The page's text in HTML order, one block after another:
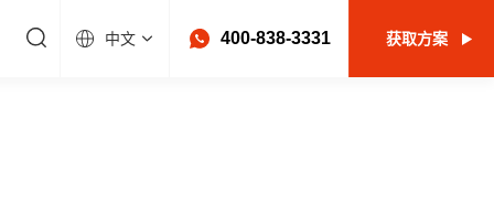
中文 400-838-3331 获取方案